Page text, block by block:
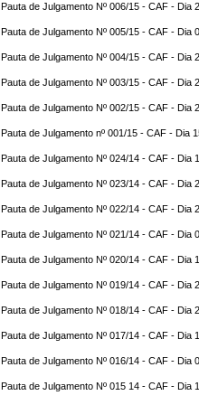
Pauta de Julgamento Nº 006/15 - CAF - Dia
Pauta de Julgamento Nº 005/15 - CAF - Dia
Pauta de Julgamento Nº 004/15 - CAF - Dia
Pauta de Julgamento Nº 003/15 - CAF - Dia
Pauta de Julgamento Nº 002/15 - CAF - Dia
Pauta de Julgamento nº 001/15 - CAF - Dia
Pauta de Julgamento Nº 024/14 - CAF - Dia
Pauta de Julgamento Nº 023/14 - CAF - Dia
Pauta de Julgamento Nº 022/14 - CAF - Dia
Pauta de Julgamento Nº 021/14 - CAF - Dia
Pauta de Julgamento Nº 020/14 - CAF - Dia
Pauta de Julgamento Nº 019/14 - CAF - Dia
Pauta de Julgamento Nº 018/14 - CAF - Dia
Pauta de Julgamento Nº 017/14 - CAF - Dia
Pauta de Julgamento Nº 016/14 - CAF - Dia
Pauta de Julgamento Nº 015 14 - CAF - Dia